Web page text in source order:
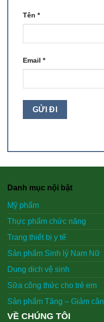
Tên *
Email *
Danh mục nội bật
Mỹ phẩm
Thực phẩm chức năng
Trang thiết bị y tế
Sản phẩm Sinh lý Nam Nữ
Dung dich vệ sinh
Sữa công thức cho trẻ em
Sản phẩm Tăng – Giảm cân
VỀ CHÚNG TÔI